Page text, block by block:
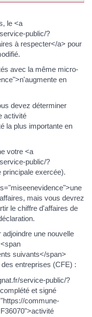
le <a
public/?
à respecter</a> pour
avec la même micro-
en
devez déterminer
activité
la plus importante en
votre <a
public/?
exercée).
mais vous devrez
le chiffre d'affaires de
une nouvelle
suivants</span>
entreprises (CFE) :
service-public/?
et signé
commune-